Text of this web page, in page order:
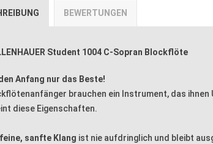
BEWERTUNGEN
Student 1004 C-Sopran Blockflöte
Anfang nur das Beste!
brauchen ein Instrument, das
diese Eigenschaften.
sanfte Klang ist nie aufdringlich und bleibt